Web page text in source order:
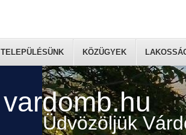
vardomb.hu
Üdvözöljük
TELEPÜLÉSÜNK KÖZÜGYEK